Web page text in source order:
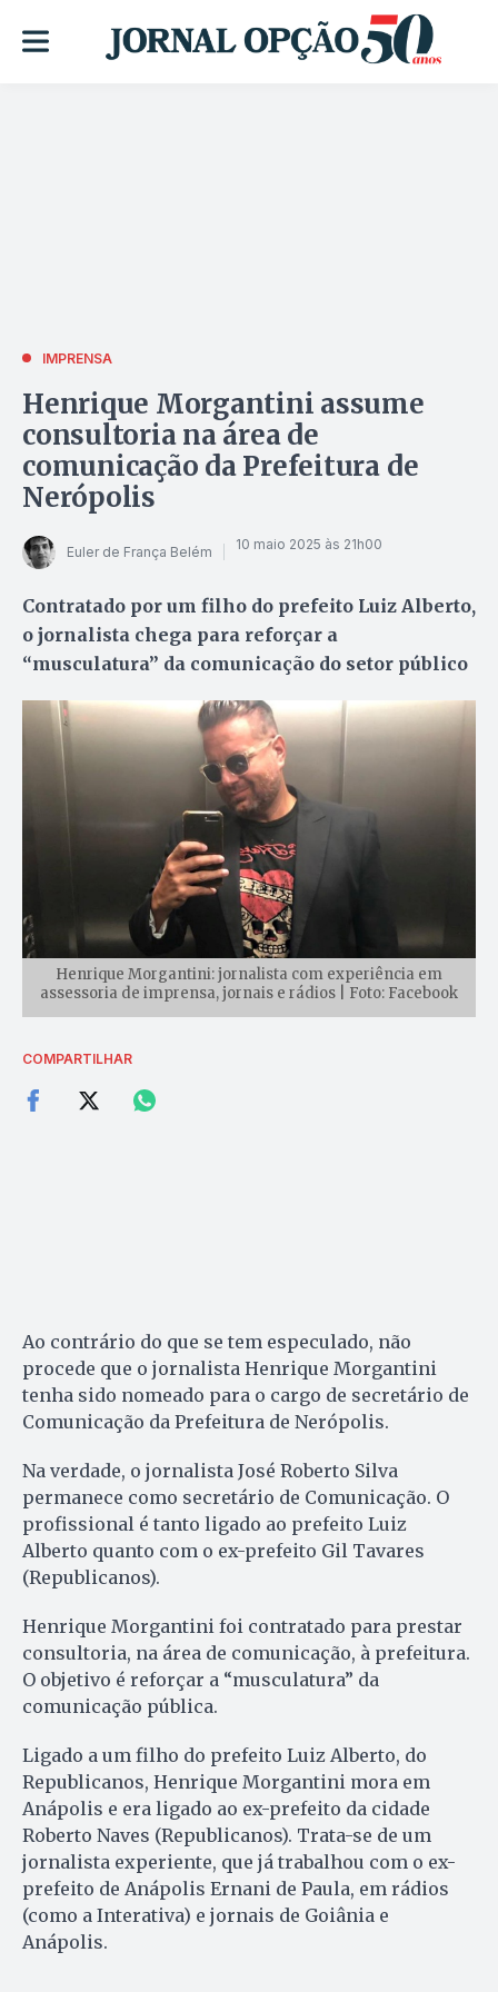
IMPRENSA
Henrique Morgantini assume
consultoria na área de
comunicação da Prefeitura de
Nerópolis
Euler de França Belém 10 maio 2025 às 21h00
Contratado por um filho do prefeito Luiz Alberto,
o jornalista chega para reforçar a
“musculatura” da comunicação do setor público
Henrique Morgantini: jornalista com experiência em
assessoria de imprensa, jornais e rádios | Foto: Facebook
COMPARTILHAR
Ao contrário do que se tem especulado, não
procede que o jornalista Henrique Morgantini
tenha sido nomeado para o cargo de secretário de
Comunicação da Prefeitura de Nerópolis.
Na verdade, o jornalista José Roberto Silva
permanece como secretário de Comunicação. O
profissional é tanto ligado ao prefeito Luiz
Alberto quanto com o ex-prefeito Gil Tavares
(Republicanos).
Henrique Morgantini foi contratado para prestar
consultoria, na área de comunicação, à prefeitura.
O objetivo é reforçar a “musculatura” da
comunicação pública.
Ligado a um filho do prefeito Luiz Alberto, do
Republicanos, Henrique Morgantini mora em
Anápolis e era ligado ao ex-prefeito da cidade
Roberto Naves (Republicanos). Trata-se de um
jornalista experiente, que já trabalhou com o ex-
prefeito de Anápolis Ernani de Paula, em rádios
(como a Interativa) e jornais de Goiânia e
Anápolis.